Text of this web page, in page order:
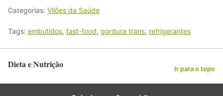
Categorias: Vilões da Saúde
Tags: embutidos, fast-food, gordura trans, refrigerantes
Dieta e Nutrição Ir para o topo